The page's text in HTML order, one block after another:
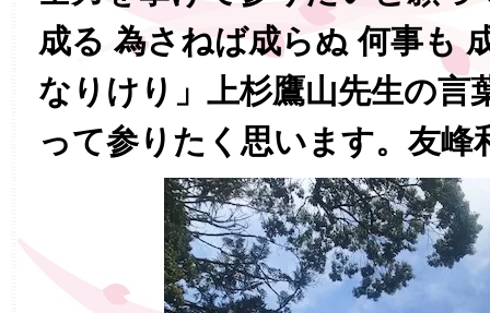
成る 為さねば成らぬ 何事も
なりけり」上杉鷹山先生の言
って参りたく思います。友峰